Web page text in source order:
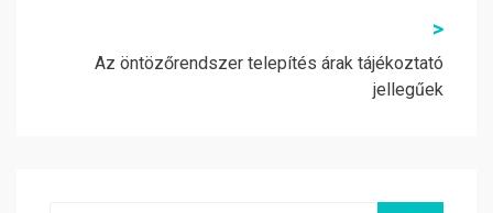
>
Az öntözőrendszer telepítés árak tájékoztató
jellegűek